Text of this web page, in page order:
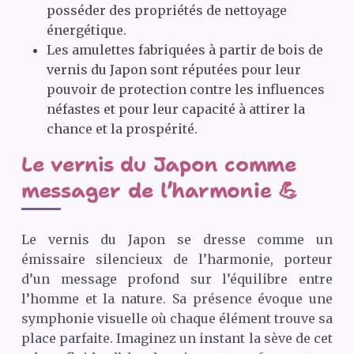
posséder des propriétés de nettoyage
énergétique.
Les amulettes fabriquées à partir de bois de
vernis du Japon sont réputées pour leur
pouvoir de protection contre les influences
néfastes et pour leur capacité à attirer la
chance et la prospérité.
Le vernis du Japon comme
messager de l’harmonie 💪
Le vernis du Japon se dresse comme un
émissaire silencieux de l’harmonie, porteur
d’un message profond sur l’équilibre entre
l’homme et la nature. Sa présence évoque une
symphonie visuelle où chaque élément trouve sa
place parfaite. Imaginez un instant la sève de cet